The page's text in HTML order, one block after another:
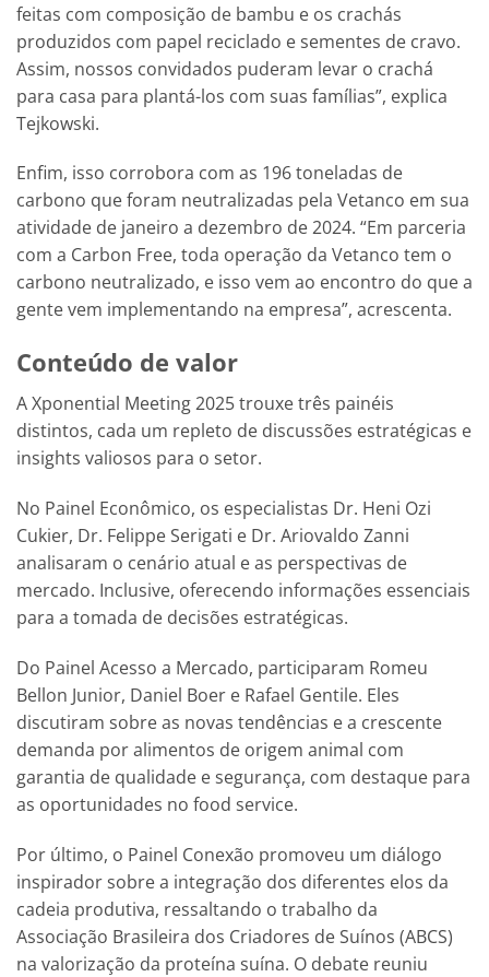
feitas com composição de bambu e os crachás
produzidos com papel reciclado e sementes de cravo.
Assim, nossos convidados puderam levar o crachá
para casa para plantá-los com suas famílias”, explica
Tejkowski.
Enfim, isso corrobora com as 196 toneladas de
carbono que foram neutralizadas pela Vetanco em sua
atividade de janeiro a dezembro de 2024. “Em parceria
com a Carbon Free, toda operação da Vetanco tem o
carbono neutralizado, e isso vem ao encontro do que a
gente vem implementando na empresa”, acrescenta.
Conteúdo de valor
A Xponential Meeting 2025 trouxe três painéis
distintos, cada um repleto de discussões estratégicas e
insights valiosos para o setor.
No Painel Econômico, os especialistas Dr. Heni Ozi
Cukier, Dr. Felippe Serigati e Dr. Ariovaldo Zanni
analisaram o cenário atual e as perspectivas de
mercado. Inclusive, oferecendo informações essenciais
para a tomada de decisões estratégicas.
Do Painel Acesso a Mercado, participaram Romeu
Bellon Junior, Daniel Boer e Rafael Gentile. Eles
discutiram sobre as novas tendências e a crescente
demanda por alimentos de origem animal com
garantia de qualidade e segurança, com destaque para
as oportunidades no food service.
Por último, o Painel Conexão promoveu um diálogo
inspirador sobre a integração dos diferentes elos da
cadeia produtiva, ressaltando o trabalho da
Associação Brasileira dos Criadores de Suínos (ABCS)
na valorização da proteína suína. O debate reuniu